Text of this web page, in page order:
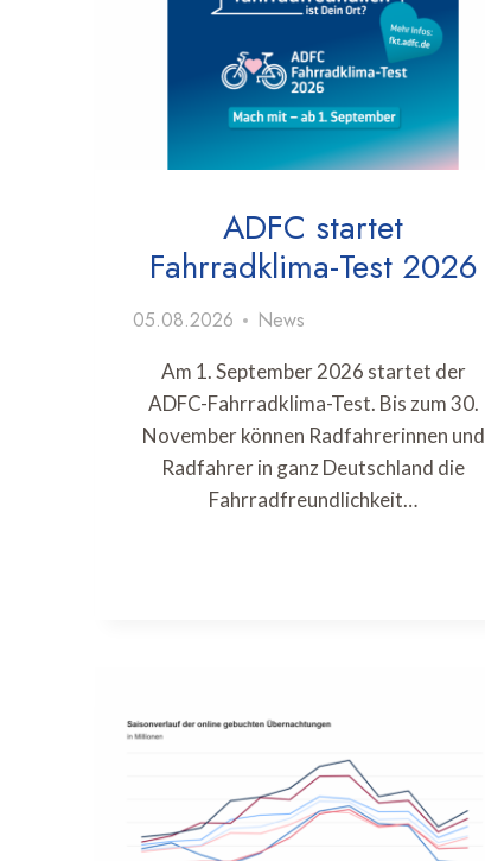
ADFC startet
Fahrradklima-Test 2026
05.08.2026 News
Am 1. September 2026 startet der
ADFC-Fahrradklima-Test. Bis zum 30.
November können Radfahrerinnen und
Radfahrer in ganz Deutschland die
Fahrradfreundlichkeit…